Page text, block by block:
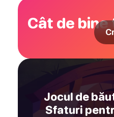
Cât de
Jocul de
Sfaturi